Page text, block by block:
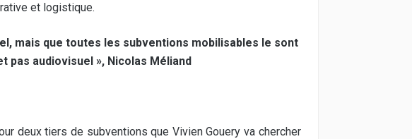
et logistique.
mais que toutes les subventions mobilisables le sont
pas audiovisuel », Nicolas Méliand
deux tiers de subventions que Vivien Gouery va chercher